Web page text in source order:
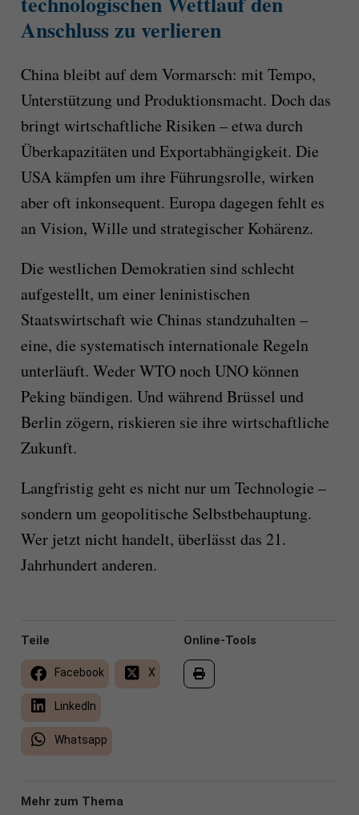
Anschluss zu verlieren
China bleibt auf dem Vormarsch: mit Tempo,
Unterstützung und Produktionsmacht. Doch das
bringt wirtschaftliche Risiken – etwa durch
Überkapazitäten und Exportabhängigkeit. Die
USA kämpfen um ihre Führungsrolle, wirken
aber oft inkonsequent. Europa dagegen fehlt es
an Vision, Wille und strategischer Kohärenz.
Die westlichen Demokratien sind schlecht
aufgestellt, um einer leninistischen
Staatswirtschaft wie Chinas standzuhalten –
eine, die systematisch internationale Regeln
unterläuft. Weder WTO noch UNO können
Peking bändigen. Und während Brüssel und
Berlin zögern, riskieren sie ihre wirtschaftliche
Zukunft.
Langfristig geht es nicht nur um Technologie –
sondern um geopolitische Selbstbehauptung.
Wer jetzt nicht handelt, überlässt das 21.
Jahrhundert anderen.
Online-Tools
Teile
Facebook X
LinkedIn
Whatsapp
Mehr zum Thema